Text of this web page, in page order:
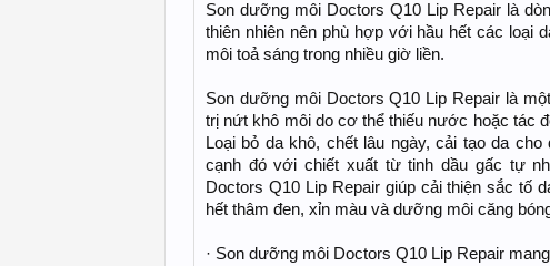
Son dưỡng môi Doctors Q10 Lip Repair là
thiên nhiên nên phù hợp với hầu hết các loại
môi toả sáng trong nhiều giờ liền.
Son dưỡng môi Doctors Q10 Lip Repair là
trị nứt khô môi do cơ thể thiếu nước hoặc tác
Loại bỏ da khô, chết lâu ngày, cải tạo da
cạnh đó với chiết xuất từ tinh dầu gấc tự
Doctors Q10 Lip Repair giúp cải thiện sắc tố
hết thâm đen, xỉn màu và dưỡng môi căng
· Son dưỡng môi Doctors Q10 Lip Repair